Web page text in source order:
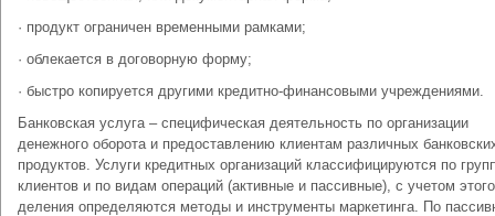
· продукт ограничен временными рамками;
· облекается в договорную форму;
· быстро копируется другими кредитно-финансовыми учреждениями.
Банковская услуга – специфическая деятельность по организации
денежного оборота и предоставлению клиентам различных
продуктов. Услуги кредитных организаций классифицируются по
клиентов и по видам операций (активные и пассивные), с учетом этого
деления определяются методы и инструменты маркетинга. По